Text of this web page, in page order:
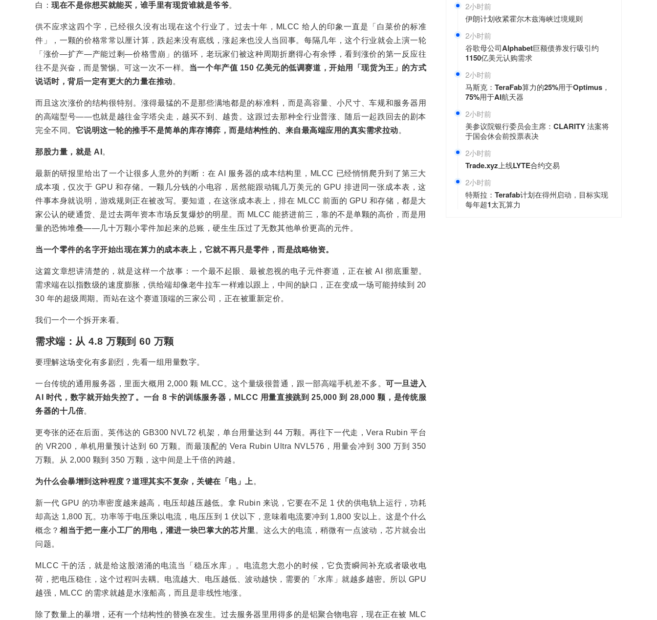
白： 现在不是你想买就能买，谁手里有现货谁就是爷爷。
供不应求这四个字，已经很久没有出现在这个行业了。过去十年，MLCC 给人的印象一直是「白菜价的标准
件」，一颗的价格常常以厘计算，跌起来没有底线，涨起来也没人当回事。每隔几年，这个行业就会上演一轮
「涨价—扩产—产能过剩—价格雪崩」的循环，老玩家们被这种周期折磨得心有余悸，看到涨价的第一反应往
往不是兴奋，而是警惕。可这一次不一样。 当一个年产值 150 亿美元的低调赛道，开始用「现货为王」的方式
说话时，背后一定有更大的力量在推动。
而且这次涨价的结构很特别。涨得最猛的不是那些满地都是的标准料，而是高容量、小尺寸、车规和服务器用
的高端型号——也就是越往金字塔尖走，越买不到、越贵。这跟过去那种全行业普涨、随后一起跌回去的剧本
完全不同。 它说明这一轮的推手不是简单的库存博弈，而是结构性的、来自最高端应用的真实需求拉动。
那股力量，就是 AI 。
最新的研报里给出了一个让很多人意外的判断：在 AI 服务器的成本结构里，MLCC 已经悄悄爬升到了第三大
成本项，仅次于 GPU 和存储。一颗几分钱的小电容，居然能跟动辄几万美元的 GPU 排进同一张成本表，这
件事本身就说明，游戏规则正在被改写。要知道，在这张成本表上，排在 MLCC 前面的 GPU 和存储，都是大
家公认的硬通货、是过去两年资本市场反复爆炒的明星。而 MLCC 能挤进前三，靠的不是单颗的高价，而是用
量的恐怖堆叠——几十万颗小零件加起来的总账，硬生生压过了无数其他单价更高的元件。
当一个零件的名字开始出现在算力的成本表上，它就不再只是零件，而是战略物资。
这篇文章想讲清楚的，就是这样一个故事：一个最不起眼、最被忽视的电子元件赛道，正在被 AI 彻底重塑。
需求端在以指数级的速度膨胀，供给端却像老牛拉车一样难以跟上，中间的缺口，正在变成一场可能持续到 20
30 年的超级周期。而站在这个赛道顶端的三家公司，正在被重新定价。
我们一个一个拆开来看。
需求端：从 4.8 万颗到 60 万颗
要理解这场变化有多剧烈，先看一组用量数字。
一台传统的通用服务器，里面大概用 2,000 颗 MLCC。这个量级很普通，跟一部高端手机差不多。可一旦进入
AI 时代，数字就开始失控了。一台 8 卡的训练服务器，MLCC 用量直接跳到 25,000 到 28,000 颗，是传统服
务器的十几倍。
更夸张的还在后面。英伟达的 GB300 NVL72 机架，单台用量达到 44 万颗。再往下一代走，Vera Rubin 平台
的 VR200，单机用量预计达到 60 万颗。而最顶配的 Vera Rubin Ultra NVL576，用量会冲到 300 万到 350
万颗。从 2,000 颗到 350 万颗，这中间是上千倍的跨越。
为什么会暴增到这种程度？道理其实不复杂，关键在「电」上 。
新一代 GPU 的功率密度越来越高，电压却越压越低。拿 Rubin 来说，它要在不足 1 伏的供电轨上运行，功耗
却高达 1,800 瓦。功率等于电压乘以电流，电压压到 1 伏以下，意味着电流要冲到 1,800 安以上。这是个什么
概念？相当于把一座小工厂的用电，灌进一块巴掌大的芯片里 。这么大的电流，稍微有一点波动，芯片就会出
问题。
MLCC 干的活，就是给这股汹涌的电流当「稳压水库」。电流忽大忽小的时候，它负责瞬间补充或者吸收电
荷，把电压稳住，这个过程叫去耦。电流越大、电压越低、波动越快，需要的「水库」就越多越密。所以 GPU
越强，MLCC 的需求就越是水涨船高，而且是非线性地涨。
除了数量上的暴增，还有一个结构性的替换在发生。过去服务器里用得多的是铝聚合物电容，现在正在被 MLC
2小时前
伊朗计划收紧霍尔木兹海峡过境规则
2小时前
谷歌母公司Alphabet巨额债券发行吸引约
1150亿美元认购需求
2小时前
马斯克：TeraFab算力的25%用于Optimus，
75%用于AI航天器
2小时前
美参议院银行委员会主席：CLARITY 法案将
于国会休会前投票表决
2小时前
Trade.xyz上线LYTE合约交易
2小时前
特斯拉：Terafab计划在得州启动，目标实现
每年超1太瓦算力